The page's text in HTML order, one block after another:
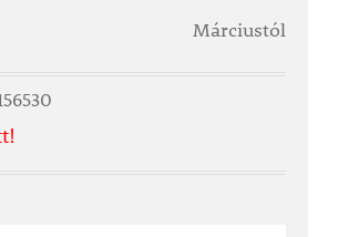
Márciustól